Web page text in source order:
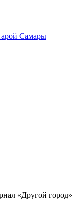
Самары
«Другой город»